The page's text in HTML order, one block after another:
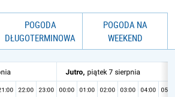
POGODA
DŁUGOTERMINOWA
POGODA NA
WEEKEND